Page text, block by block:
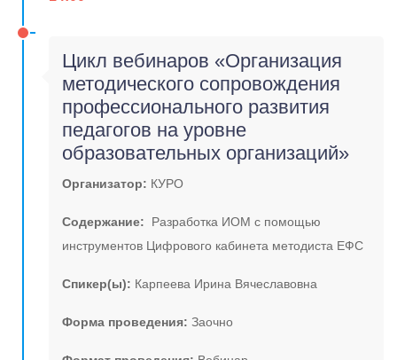
Цикл вебинаров «Организация
методического сопровождения
профессионального развития
педагогов на уровне
образовательных организаций»
Организатор: КУРО
Содержание:
Разработка ИОМ с помощью
инструментов Цифрового кабинета методиста ЕФС
Спикер(ы): Карпеева Ирина Вячеславовна
Форма проведения: Заочно